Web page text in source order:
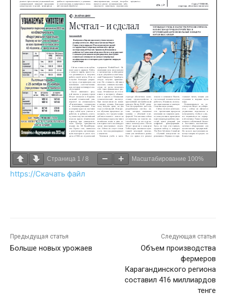
Страница 1 / 8 Масштабирование 100%
https://Скачать файл
Предыдущая статья
Больше новых урожаев
Следующая статья
Объем производства
фермеров
Карагандинского региона
составил 416 миллиардов
тенге